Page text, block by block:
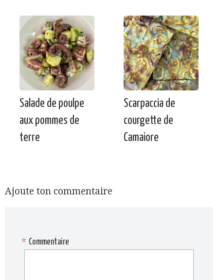
Salade de poulpe
aux pommes de
terre
Scarpaccia de
courgette de
Camaiore
Ajoute ton commentaire
Commentaire
*